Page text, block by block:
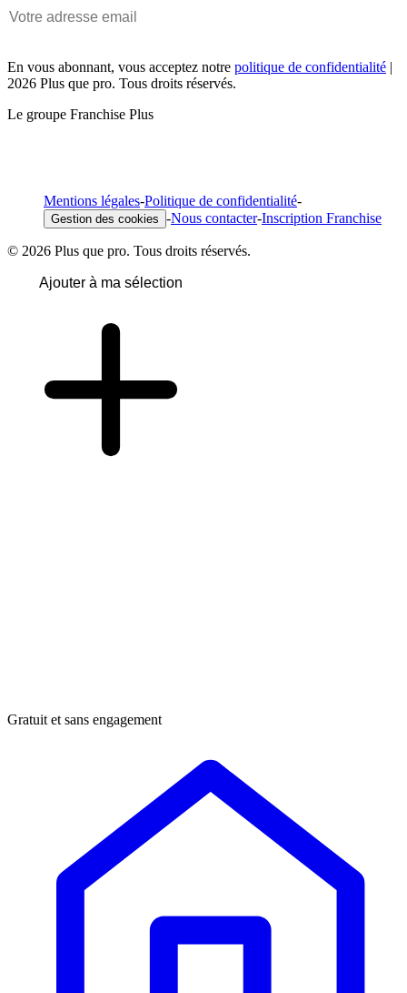
En vous abonnant, vous acceptez notre politique de confidentialité |
2026 Plus que pro. Tous droits réservés.
Le groupe Franchise Plus
Mentions légales-Politique de confidentialité-
Gestion des cookies -Nous contacter-Inscription Franchise
© 2026 Plus que pro. Tous droits réservés.
Ajouter à ma sélection
Gratuit et sans engagement